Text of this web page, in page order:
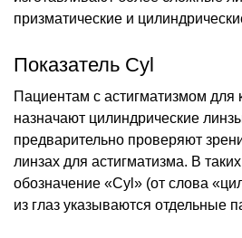
призматические и
Показатель Cyl
Пациентам с астигматизмом для
назначают цилиндрические
предварительно проверяют
линзах для астигматизма. В
обозначение «Cyl» (от слова
из глаз указываются отдельные